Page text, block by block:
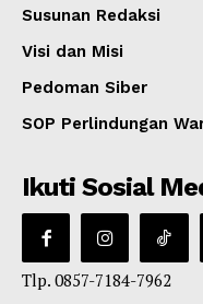
Susunan Redaksi
Visi dan Misi
Pedoman Siber
SOP Perlindungan
Ikuti Sosial
Tlp. 0857-7184-7962